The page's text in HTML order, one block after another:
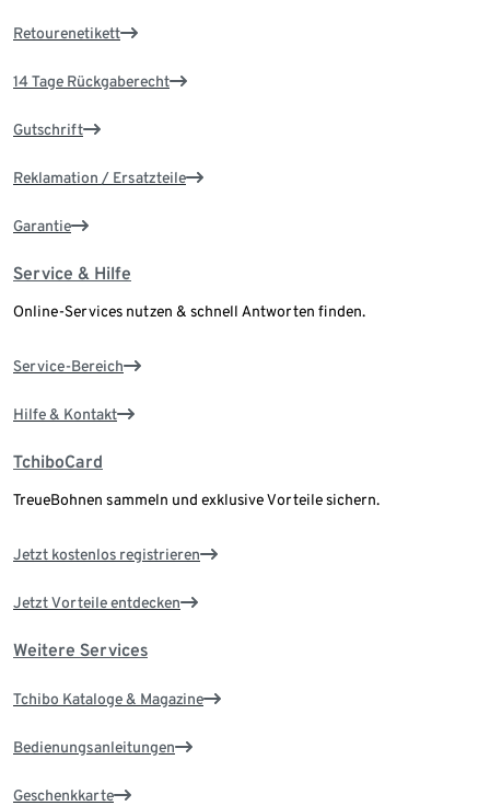
Retourenetikett
14 Tage Rückgaberecht
Gutschrift
Reklamation / Ersatzteile
Garantie
Service & Hilfe
Online-Services nutzen & schnell Antworten finden.
Service-Bereich
Hilfe & Kontakt
TchiboCard
TreueBohnen sammeln und exklusive Vorteile sichern.
Jetzt kostenlos registrieren
Jetzt Vorteile entdecken
Weitere Services
Tchibo Kataloge & Magazine
Bedienungsanleitungen
Geschenkkarte